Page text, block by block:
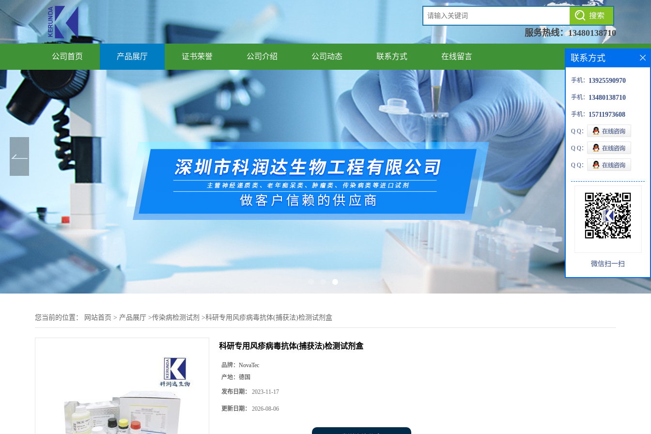
服务热线：13480138710
公司首页 产品展厅 证书荣誉 公司介绍 公司动态 联系方式 在线留言
您当前的位置： 网站首页 > 产品展厅 >传染病检测试剂 >科研专用风疹病毒抗体(捕获法)检测试剂盒
科研专用风疹病毒抗体(捕获法)检测试剂盒
品牌： NovaTec
产地： 德国
发布日期： 2023-11-17
更新日期： 2026-08-06
联系方式
手机： 13925590970
手机： 13480138710
手机： 15711973608
Q Q：
Q Q：
Q Q：
微信扫一扫